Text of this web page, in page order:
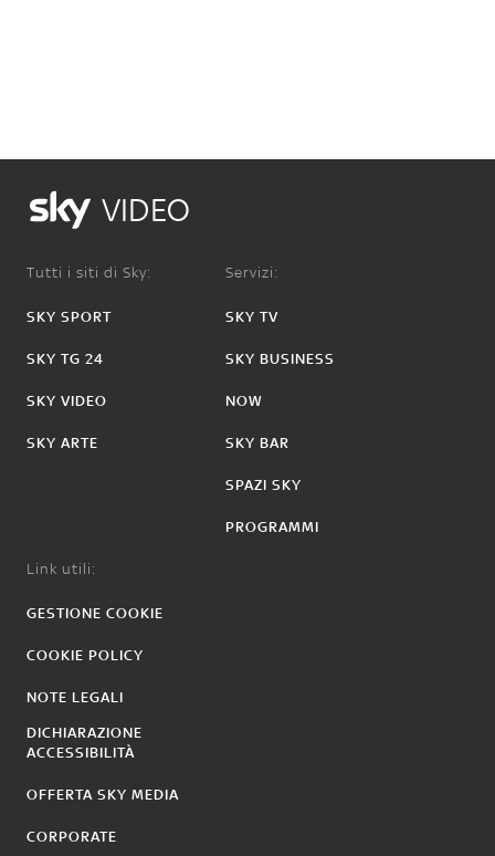
VIDEO
Tutti i siti di Sky:
SKY SPORT
SKY TG 24
SKY VIDEO
SKY ARTE
Servizi:
SKY TV
SKY BUSINESS
NOW
SKY BAR
SPAZI SKY
PROGRAMMI
Link utili:
GESTIONE COOKIE
COOKIE POLICY
NOTE LEGALI
DICHIARAZIONE
ACCESSIBILITÀ
OFFERTA SKY MEDIA
CORPORATE